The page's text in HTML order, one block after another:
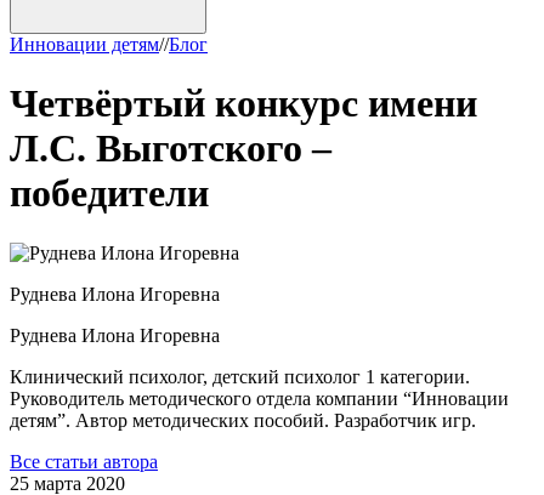
Инновации детям//Блог
Четвёртый конкурс имени
Л.С. Выготского –
победители
Руднева Илона Игоревна
Руднева Илона Игоревна
Клинический психолог, детский психолог 1 категории.
Руководитель методического отдела компании “Инновации
детям”. Автор методических пособий. Разработчик игр.
Все статьи автора
25 марта 2020